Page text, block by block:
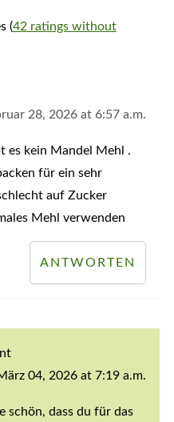
(42 ratings without
28, 2026 at 6:57 a.m.
es kein Mandel Mehl .
für ein sehr
auf Zucker
Mehl verwenden
ANTWORTEN
04, 2026 at 7:19 a.m.
schön, dass du für das